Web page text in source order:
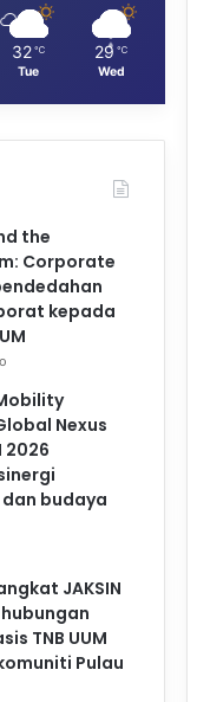
32 ℃
Tue
29 ℃
Wed
the
Corporate
kepada
Nexus
2026
budaya
JAKSIN
TNB UUM
Pulau